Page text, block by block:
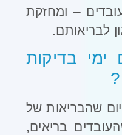
– ומחזקת
לבריאותם.
בדיקות
?
שהבריאות של
בריאים,